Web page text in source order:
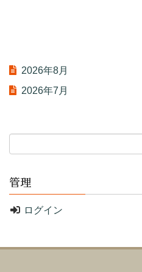
2026年8月
2026年7月
管理
ログイン